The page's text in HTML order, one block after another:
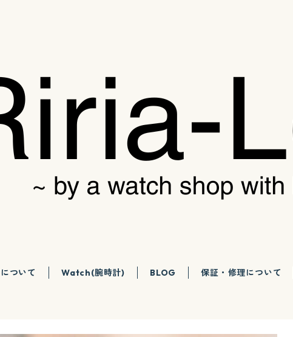
ついて Watch(腕時計) BLOG 保証・修理について